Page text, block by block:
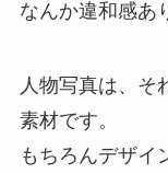
なんか違和感あ
人物写真は、そ
素材です。
もちろんデザイ